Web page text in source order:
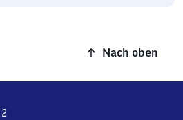
Nach oben